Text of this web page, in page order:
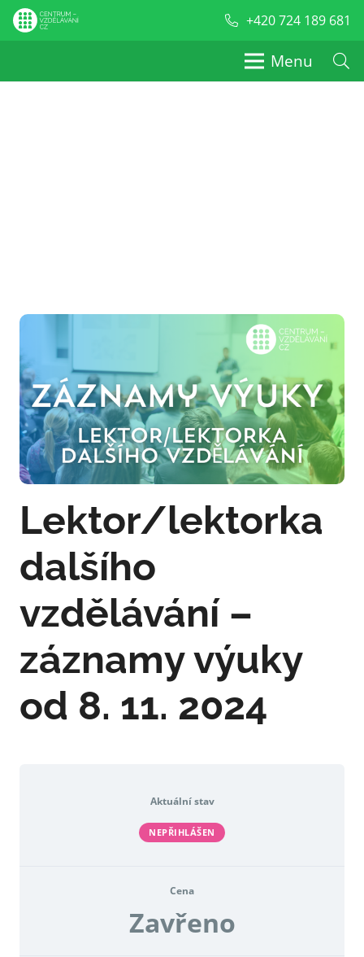
+420 724 189 681
Menu
Lektor/lektorka
dalšího
vzdělávání –
záznamy výuky
od 8. 11. 2024
Aktuální stav
NEPŘIHLÁŠEN
Cena
Zavřeno